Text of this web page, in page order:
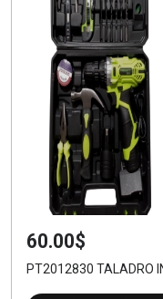
60.00$
PT2012830 TALADRO